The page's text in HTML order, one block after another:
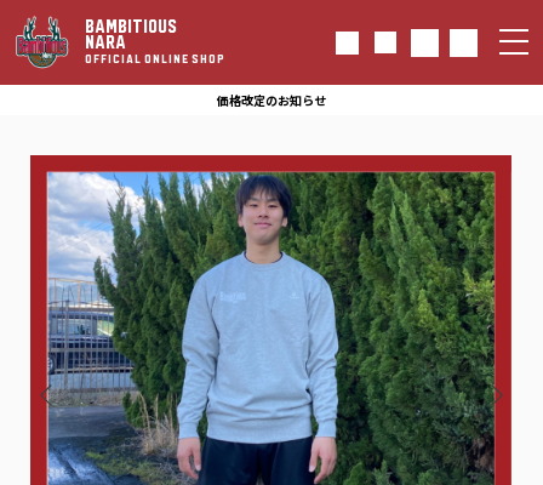
BAMBITIOUS
NARA
OFFICIAL ONLINE SHOP
価格改定のお知らせ